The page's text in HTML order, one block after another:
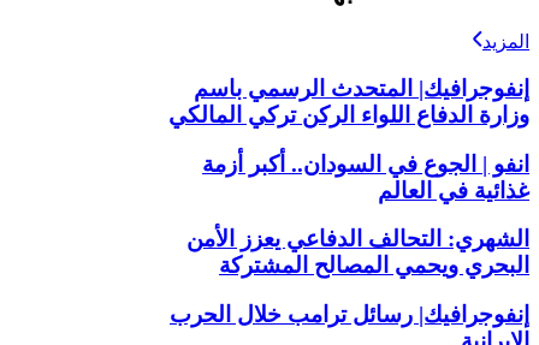
المزيد
إنفوجرافيك| المتحدث الرسمي باسم
وزارة الدفاع اللواء الركن تركي المالكي
انفو | الجوع في السودان.. أكبر أزمة
غذائية في العالم
الشهري: التحالف الدفاعي يعزز الأمن
البحري ويحمي المصالح المشتركة
إنفوجرافيك| رسائل ترامب خلال الحرب